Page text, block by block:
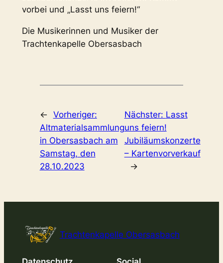
vorbei und „Lasst uns feiern!“
Die Musikerinnen und Musiker der
Trachtenkapelle Obersasbach
← Vorheriger:
Altmaterialsammlung
in Obersasbach am
Samstag, den
28.10.2023
Nächster: Lasst
uns feiern!
Jubiläumskonzerte
– Kartenvorverkauf
→
Trachtenkapelle Obersasbach